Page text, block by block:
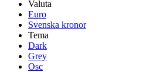
Valuta
Euro
Svenska kronor
Tema
Dark
Grey
Osc